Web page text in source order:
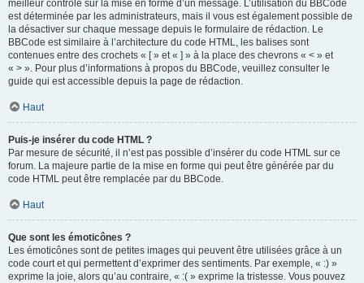
meilleur contrôle sur la mise en forme d’un message. L’utilisation du BBCode
est déterminée par les administrateurs, mais il vous est également possible de
la désactiver sur chaque message depuis le formulaire de rédaction. Le
BBCode est similaire à l’architecture du code HTML, les balises sont
contenues entre des crochets « [ » et « ] » à la place des chevrons « < » et
« > ». Pour plus d’informations à propos du BBCode, veuillez consulter le
guide qui est accessible depuis la page de rédaction.
Haut
Puis-je insérer du code HTML ?
Par mesure de sécurité, il n’est pas possible d’insérer du code HTML sur ce
forum. La majeure partie de la mise en forme qui peut être générée par du
code HTML peut être remplacée par du BBCode.
Haut
Que sont les émoticônes ?
Les émoticônes sont de petites images qui peuvent être utilisées grâce à un
code court et qui permettent d’exprimer des sentiments. Par exemple, « :) »
exprime la joie, alors qu’au contraire, « :( » exprime la tristesse. Vous pouvez